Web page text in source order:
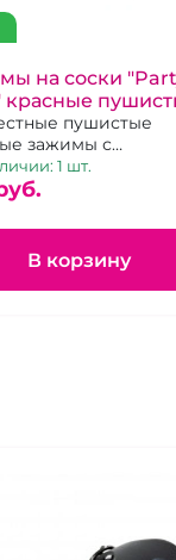
на соски
красные
пушистые
зажимы с
1 шт.
В корзину